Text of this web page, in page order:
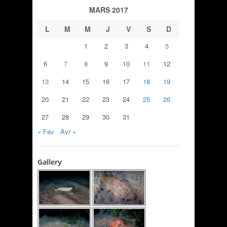
MARS 2017
L
M M J V S D
1 2 3 4
5
6
7 8 9 10 11
12
13
14 15 16 17 18
19
20
21 22 23 24 25
26
27
28 29 30
31
« Fév
Avr »
Gallery